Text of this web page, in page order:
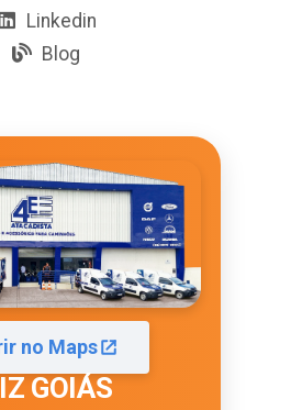
Linkedin
Blog
no Maps
GOIÁS